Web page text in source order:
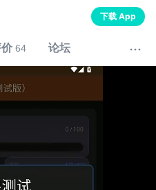
下载 App
64 论坛